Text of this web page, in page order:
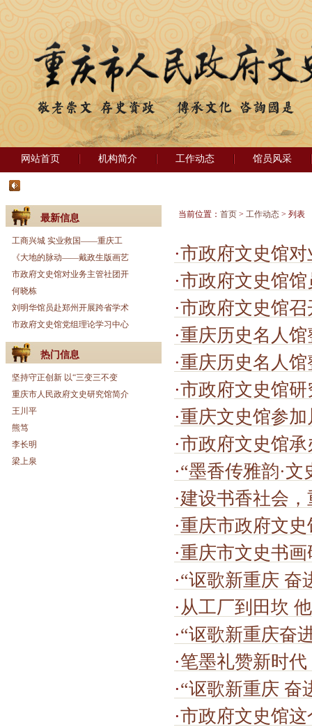
网站首页 机构简介 工作动态 馆员风采
最新信息
工商兴城 实业救国——重庆工
《大地的脉动——戴政生版画艺
市政府文史馆对业务主管社团开
何晓栋
刘明华馆员赴郑州开展跨省学术
市政府文史馆党组理论学习中心
热门信息
坚持守正创新 以“三变三不变
重庆市人民政府文史研究馆简介
王川平
熊笃
李长明
梁上泉
当前位置： 首页 > 工作动态 > 列表
·市政府文史馆
·市政府文史馆馆员
·市政府文史馆
·重庆历史名人
·重庆历史名人
·市政府文史馆研究成果
·重庆文史馆参
·市政府文史馆承办“巴渝翰
·“墨香传雅韵·文史润芳华——
·建设书香社会，
·重庆市政府文史
·重庆市文史书
·“讴歌新重庆 奋
·从工厂到田坎
·“讴歌新重庆奋
·笔墨礼赞新时
·“讴歌新重庆 奋
·市政府文史馆